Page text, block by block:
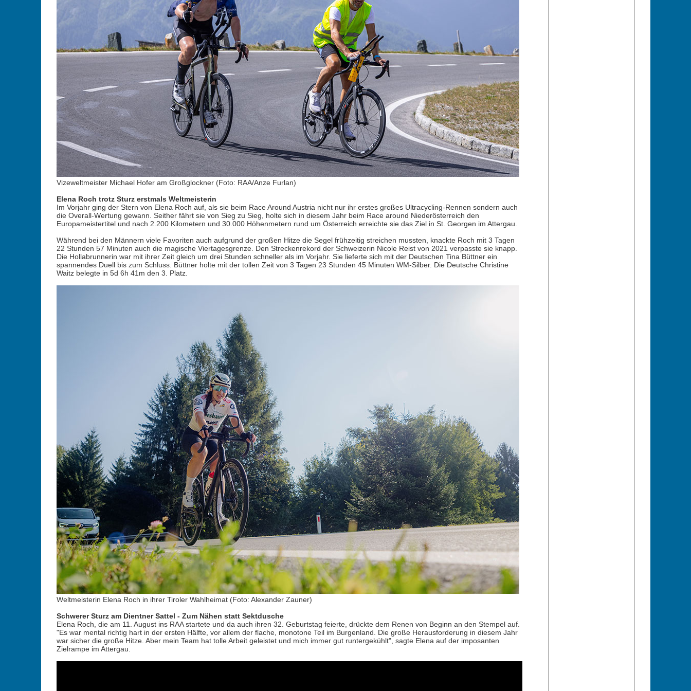
Vizeweltmeister Michael Hofer am Großglockner (Foto: RAA/Anze Furlan)
Elena Roch trotz Sturz erstmals Weltmeisterin
Im Vorjahr ging der Stern von Elena Roch auf, als sie beim Race Around Austria nicht nur ihr erstes großes Ultracycling-Rennen sondern auch
die Overall-Wertung gewann. Seither fährt sie von Sieg zu Sieg, holte sich in diesem Jahr beim Race around Niederösterreich den
Europameistertitel und nach 2.200 Kilometern und 30.000 Höhenmetern rund um Österreich erreichte sie das Ziel in St. Georgen im Attergau.
Während bei den Männern viele Favoriten auch aufgrund der großen Hitze die Segel frühzeitig streichen mussten, knackte Roch mit 3 Tagen
22 Stunden 57 Minuten auch die magische Viertagesgrenze. Den Streckenrekord der Schweizerin Nicole Reist von 2021 verpasste sie knapp.
Die Hollabrunnerin war mit ihrer Zeit gleich um drei Stunden schneller als im Vorjahr. Sie lieferte sich mit der Deutschen Tina Büttner ein
spannendes Duell bis zum Schluss. Büttner holte mit der tollen Zeit von 3 Tagen 23 Stunden 45 Minuten WM-Silber. Die Deutsche Christine
Waitz belegte in 5d 6h 41m den 3. Platz.
Weltmeisterin Elena Roch in ihrer Tiroler Wahlheimat (Foto: Alexander Zauner)
Schwerer Sturz am Dientner Sattel - Zum Nähen statt Sektdusche
Elena Roch, die am 11. August ins RAA startete und da auch ihren 32. Geburtstag feierte, drückte dem Renen von Beginn an den Stempel auf.
"Es war mental richtig hart in der ersten Hälfte, vor allem der flache, monotone Teil im Burgenland. Die große Herausforderung in diesem Jahr
war sicher die große Hitze. Aber mein Team hat tolle Arbeit geleistet und mich immer gut runtergekühlt", sagte Elena auf der imposanten
Zielrampe im Attergau.